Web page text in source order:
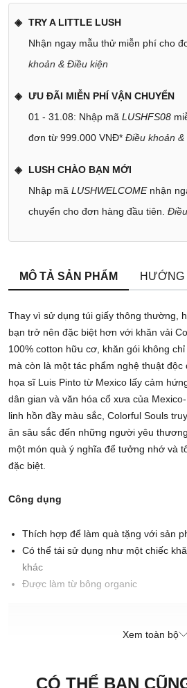
TRY A LITTLE LUSH
Nhận ngay mẫu thử miễn phí cho
khoản & Điều kiện
ƯU ĐÃI MIỄN PHÍ VẬN CHUYỂN
01 - 31.08: Nhập mã LUSHFS08
đơn từ 999.000 VNĐ* Điều khoản &
LUSH CHÀO BẠN MỚI
Nhập mã LUSHWELCOMEnhận
chuyển cho đơn hàng đầu tiên.
MÔ TẢ SẢN PHẨM HƯỚNG
Thay vì sử dụng túi giấy thông thường,
bạn trở nên đặc biệt hơn với khăn vải
100% cotton hữu cơ, khăn gói không
mà còn là một tác phẩm nghệ thuật
họa sĩ Luis Pinto từ Mexico lấy cảm
dân gian và văn hóa cổ xưa của
linh hồn đầy màu sắc, Colorful Souls
ân sâu sắc đến những người yêu
một món quà ý nghĩa để tưởng nhớ và
đặc biệt.
Công dụng
Thích hợp để làm quà tặng với sản
Có thể tái sử dụng như một chiếc
khác
Được làm từ bông organic
Sử dụng để thay thế cho các gói quà
Sản xuất tại: Nhật Bản
Xem toàn bộ
CÓ THỂ BẠN